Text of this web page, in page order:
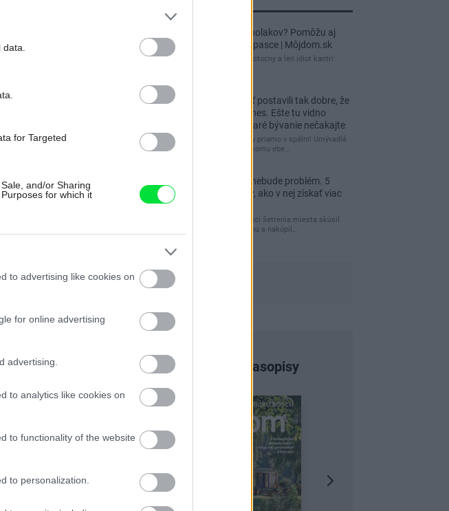
for Targeted
and/or Sharing
for which it
to advertising like cookies on
for online advertising
advertising.
to analytics like cookies on
to functionality of the website
to personalization.
dva druhy kvetín.
ako symboly
Zo základného
si sami poľahky
vlastného vkusu.
Re: Ako sa zbaviť ucholakov? Pomôžu aj
jednoduché domáce pasce | Môjdom.sk
blbeckovia, "ucholak" je uzitocny a len idiot kantri
Re: Vidiecku usadlosť postavili tak dobre, že
domáceho chráni i dnes. Ešte tu vidno
kamenné múry, no staré bývanie nečakajte
čakám kedy budú wc misy priamo v spálni! Umývadlá
už sú štandardom! Tu niekomu ebe…
Re: Tesná spálňa už nebude problém. 5
praktických nápadov, ako v nej získať viac
úložného miesta
Ja som pred časom v rámci šetrenia miesta skúsil
využiť priestor pod posteľou a nakúpil…
Najnovšie časopisy